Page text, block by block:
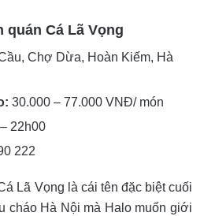
quán Cá Lã Vọng
Chợ Dừa, Hoàn Kiếm, Hà
30.000 – 77.000 VNĐ/ món
22h00
222
Lã Vọng là cái tên đặc biệt cuối
cháo Hà Nội mà Halo muốn giới